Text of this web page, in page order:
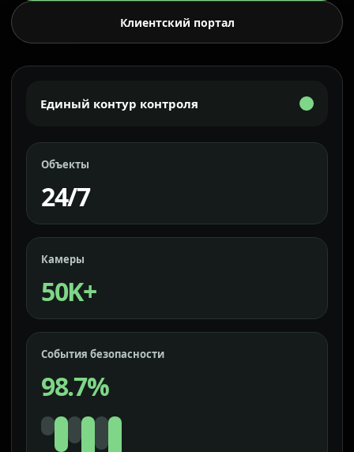
Клиентский портал
Единый контур контроля
Объекты
24/7
Камеры
50K+
События безопасности
98.7%